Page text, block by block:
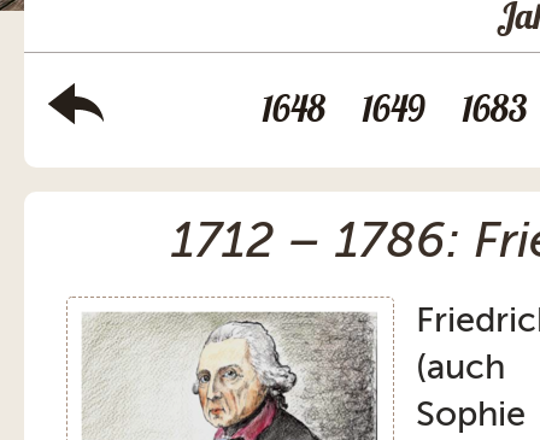
1648 1649 1683
1712 – 1786:
(auch